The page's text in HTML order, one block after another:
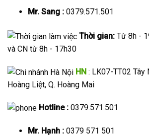
Mr. Sang :0379.571.501
Thời gian: Từ 8h -
và CN từ 8h - 17h30
HN : LK07-TT02 Tây
Hoàng Liệt, Q. Hoàng Mai
Hotline : 0379.571.501
Mr. Hạnh :0379 571 501